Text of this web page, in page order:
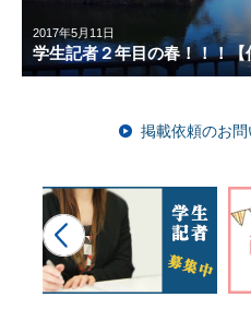
2017年5月11日
学生記者２年目の春！！！【
掲載依頼のお